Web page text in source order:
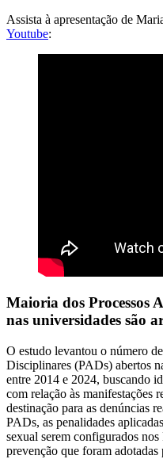
Assista à apresentação de
Youtube:
Maioria dos Processos
nas universidades são
O estudo levantou o número
Disciplinares (PADs) abertos
entre 2014 e 2024, buscando
com relação às manifestações
destinação para as denúncias
PADs, as penalidades
sexual serem configurados
prevenção que foram adotadas